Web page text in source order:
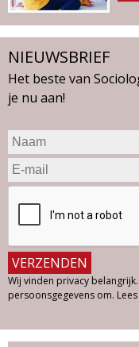
NIEUWSBRIEF
Het beste van
je nu aan!
Wij vinden privacy
persoonsgegevens om.